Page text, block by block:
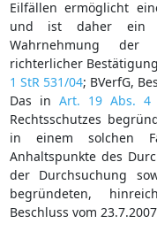
Eilfällen ermöglicht
und ist daher ein
Wahrnehmung der
richterlicher
1 StR 531/04; BVerfG,
Das in Art. 19 Abs. 4
Rechtsschutzes
in einem solchen
Anhaltspunkte des
der Durchsuchung
begründeten,
Beschluss vom